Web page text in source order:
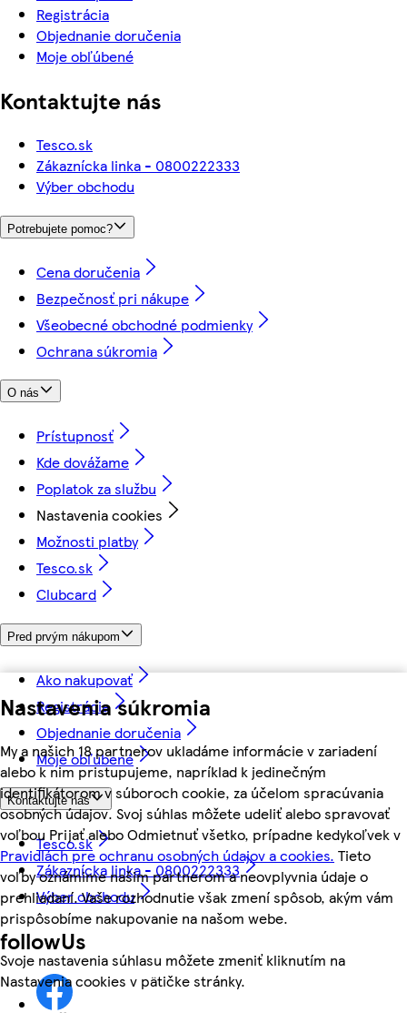
Nastavenia súkromia
My a našich 18 partnerov ukladáme informácie v zariadení
alebo k nim pristupujeme, napríklad k jedinečným
identifikátorom v súboroch cookie, za účelom spracúvania
osobných údajov. Svoj súhlas môžete udeliť alebo spravovať
voľbou Prijať alebo Odmietnuť všetko, prípadne kedykoľvek v
Pravidlách pre ochranu osobných údajov a cookies. Tieto
voľby oznámime našim partnerom a neovplyvnia údaje o
prehliadaní. Vaše rozhodnutie však zmení spôsob, akým vám
prispôsobíme nakupovanie na našom webe.
Svoje nastavenia súhlasu môžete zmeniť kliknutím na
Nastavenia cookies v pätičke stránky.
Registrácia
Objednanie doručenia
Moje obľúbené
Kontaktujte nás
Tesco.sk
Zákaznícka linka - 0800222333
Výber obchodu
Potrebujete pomoc?
Cena doručenia
Bezpečnosť pri nákupe
Všeobecné obchodné podmienky
Ochrana súkromia
O nás
Prístupnosť
Kde dovážame
Poplatok za službu
Nastavenia cookies
Možnosti platby
Tesco.sk
Clubcard
Pred prvým nákupom
Ako nakupovať
Registrácia
Objednanie doručenia
Moje obľúbené
Kontaktujte nás
Tesco.sk
Zákaznícka linka - 0800222333
Výber obchodu
followUs